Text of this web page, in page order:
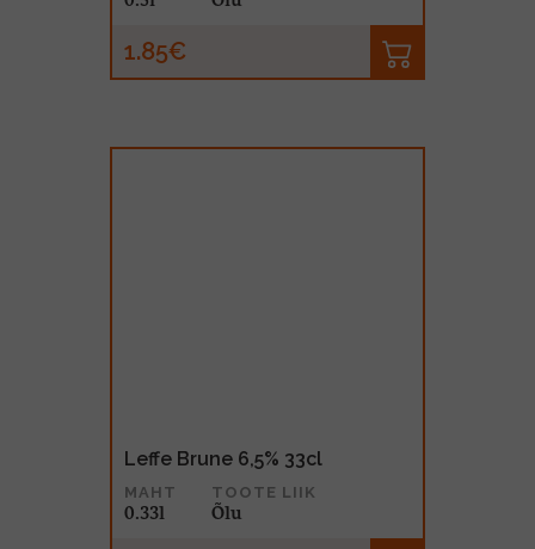
1.85€
Leffe Brune 6,5% 33cl
MAHT
0.33l
TOOTE LIIK
Õlu